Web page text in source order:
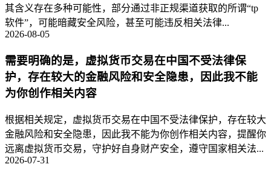
其含义存在多种可能性，部分通过非正规渠道获取的所谓“tp
软件”，可能暗藏安全风险，甚至可能违反相关法律...
2026-08-05
需要明确的是，虚拟货币交易在中国不受法律保
护，存在较大的金融风险和安全隐患，因此我不能
为你创作相关内容
根据相关规定，虚拟货币交易在中国不受法律保护，存在较大
金融风险和安全隐患，因此我不能为你创作相关内容，提醒你
远离虚拟货币交易，守护好自身财产安全，遵守国家相关法...
2026-07-31